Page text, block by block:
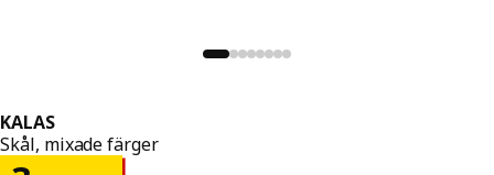
KALAS
Skål, mixade färger